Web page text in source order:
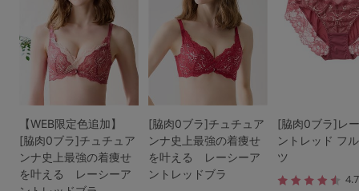
【WEB限定色追加】
[脇肉0ブラ]チュチュア
ンナ史上最強の着痩せ
を叶える レーシーア
[脇肉0ブラ]チュチュア
ンナ史上最強の着痩せ
を叶える レーシーア
ントレッドブラ
[脇肉0ブラ]レ
ントレッド フ
ツ
4.7